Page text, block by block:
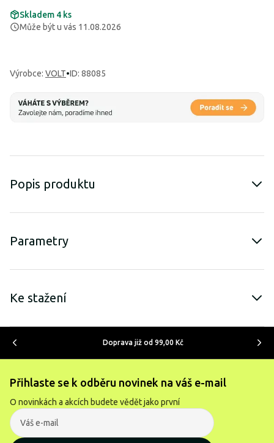
Skladem 4 ks
Může být u vás 11.08.2026
Výrobce: VOLT•ID: 88085
Popis produktu
Parametry
Ke stažení
Doprava již od 99,00 Kč
Přihlaste se k odběru novinek na váš e-mail
O novinkách a akcích budete vědět jako první